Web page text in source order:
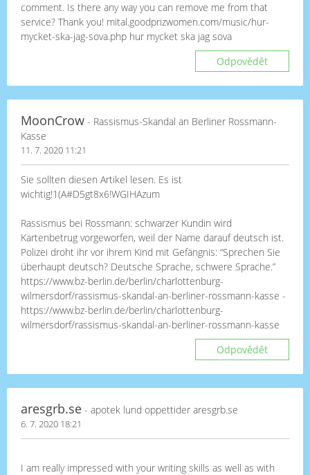
comment. Is there any way you can remove me from that
service? Thank you! mital.goodprizwomen.com/music/hur-
mycket-ska-jag-sova.php hur mycket ska jag sova
Odpovědět
MoonCrow - Rassismus-Skandal an Berliner Rossmann-
Kasse
11. 7. 2020 11:21
Sie sollten diesen Artikel lesen. Es ist
wichtig!1(A#D5gt8x6!WGIHAzum
Rassismus bei Rossmann: schwarzer Kundin wird
Kartenbetrug vorgeworfen, weil der Name darauf deutsch ist.
Polizei droht ihr vor ihrem Kind mit Gefängnis: “Sprechen Sie
überhaupt deutsch? Deutsche Sprache, schwere Sprache.”
https://www.bz-berlin.de/berlin/charlottenburg-
wilmersdorf/rassismus-skandal-an-berliner-rossmann-kasse -
https://www.bz-berlin.de/berlin/charlottenburg-
wilmersdorf/rassismus-skandal-an-berliner-rossmann-kasse
Odpovědět
aresgrb.se - apotek lund oppettider aresgrb.se
6. 7. 2020 18:21
I am really impressed with your writing skills as well as with